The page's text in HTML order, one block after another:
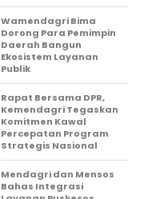
Wamendagri Bima
Dorong Para Pemimpin
Daerah Bangun
Ekosistem Layanan
Publik
Rapat Bersama DPR,
Kemendagri Tegaskan
Komitmen Kawal
Percepatan Program
Strategis Nasional
Mendagri dan Mensos
Bahas Integrasi